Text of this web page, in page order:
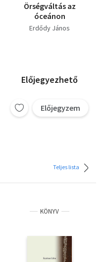
Örségváltás az
óceánon
Erdődy János
Előjegyezhető
Előjegyzem
Teljes lista
KÖNYV